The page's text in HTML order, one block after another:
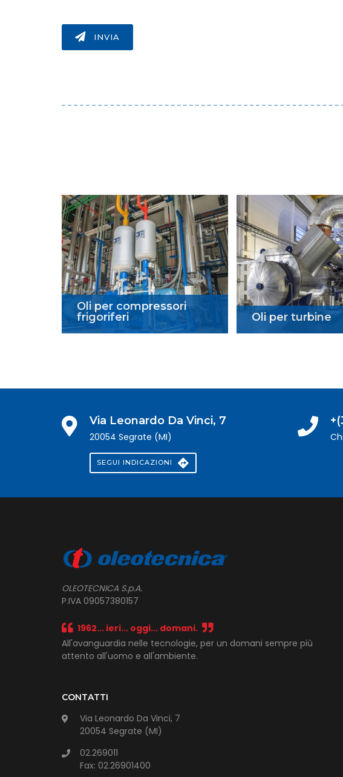
INVIA
Oli per compressori
frigoriferi
Oli per turbine
Via Leonardo Da Vinci, 7
20054 Segrate (MI)
SEGUI INDICAZIONI
OLEOTECNICA S.p.A.
P.IVA 09057380157
1962... ieri... oggi... domani.
All'avanguardia nelle tecnologie, per un domani sempre più
attento all'uomo e all'ambiente.
CONTATTI
Via Leonardo Da Vinci, 7
20054 Segrate (MI)
02.269011
Fax: 02.26901400